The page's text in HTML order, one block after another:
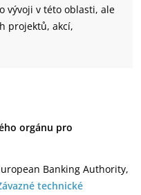
vývoji v této oblasti, ale
projektů, akcí,
orgánu pro
Banking Authority,
technické